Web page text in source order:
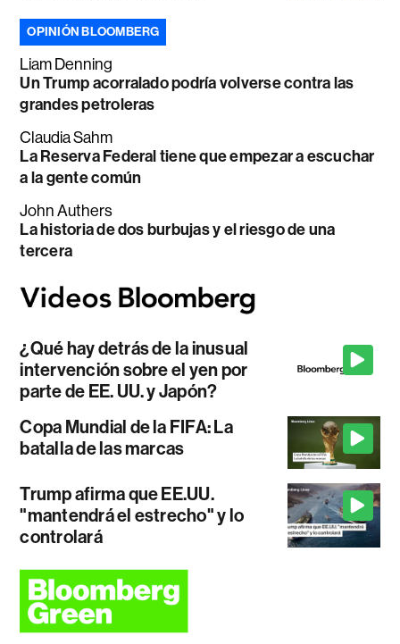
OPINIÓN BLOOMBERG
Liam Denning
Un Trump acorralado podría volverse contra las
grandes petroleras
Claudia Sahm
La Reserva Federal tiene que empezar a escuchar
a la gente común
John Authers
La historia de dos burbujas y el riesgo de una
tercera
¿Qué hay detrás de la inusual
intervención sobre el yen por
parte de EE. UU. y Japón?
Copa Mundial de la FIFA: La
batalla de las marcas
Trump afirma que EE.UU.
"mantendrá el estrecho" y lo
controlará